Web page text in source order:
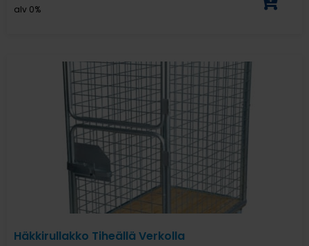
alv 0%
Häkkirullakko Tiheällä Verkolla